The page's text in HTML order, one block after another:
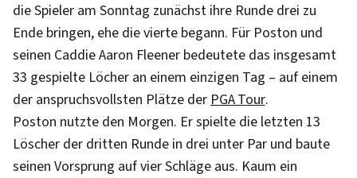
die Spieler am Sonntag zunächst ihre Runde drei zu
Ende bringen, ehe die vierte begann. Für Poston und
seinen Caddie Aaron Fleener bedeutete das insgesamt
33 gespielte Löcher an einem einzigen Tag – auf einem
der anspruchsvollsten Plätze derPGA Tour.
Poston nutzte den Morgen. Er spielte die letzten 13
Löscher der dritten Runde in drei unter Par und baute
seinen Vorsprung auf vier Schläge aus. Kaum ein